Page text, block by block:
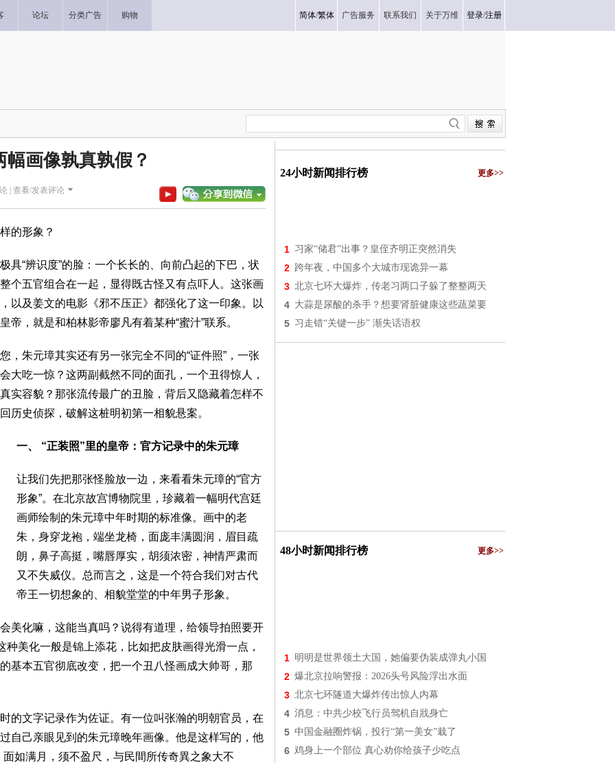
论坛 分类广告 购物 简体/繁体 广告服务 联系我们 关于万维 登录/注册
幅画像孰真孰假？
| 查看/发表评论
的形象？
具“辨识度”的脸：一个长长的、向前凸起的下巴，状
个五官组合在一起，显得既古怪又有点吓人。这张画
以及姜文的电影《邪不压正》都强化了这一印象。以
，就是和柏林影帝廖凡有着某种“蜜汁”联系。
，朱元璋其实还有另一张完全不同的“证件照”，一张
大吃一惊？这两副截然不同的面孔，一个丑得惊人，
实容貌？那张流传最广的丑脸，背后又隐藏着怎样不
历史侦探，破解这桩明初第一相貌悬案。
一、 “正装照”里的皇帝：官方记录中的朱元璋
让我们先把那张怪脸放一边，来看看朱元璋的“官方
形象”。在北京故宫博物院里，珍藏着一幅明代宫廷
画师绘制的朱元璋中年时期的标准像。画中的老
朱，身穿龙袍，端坐龙椅，面庞丰满圆润，眉目疏
朗，鼻子高挺，嘴唇厚实，胡须浓密，神情严肃而
又不失威仪。总而言之，这是一个符合我们对古代
帝王一切想象的、相貌堂堂的中年男子形象。
美化嘛，这能当真吗？说得有道理，给领导拍照要开
种美化一般是锦上添花，比如把皮肤画得光滑一点，
基本五官彻底改变，把一个丑八怪画成大帅哥，那
的文字记录作为佐证。有一位叫张瀚的明朝官员，在
自己亲眼见到的朱元璋晚年画像。他是这样写的，他
如满月，须不盈尺，与民間所传奇異之象大不
24小时新闻排行榜 更多>>
1 习家“储君”出事？皇侄齐明正突然消失
2 跨年夜，中国多个大城市现诡异一幕
3 北京七环大爆炸，传老习两口子躲了整整两天
4 大蒜是尿酸的杀手？想要肾脏健康这些蔬菜要
5 习走错“关键一步” 渐失话语权
48小时新闻排行榜 更多>>
1 明明是世界领土大国，她偏要伪装成弹丸小国
2 爆北京拉响警报：2026头号风险浮出水面
3 北京七环隧道大爆炸传出惊人内幕
4 消息：中共少校飞行员驾机自戕身亡
5 中国金融圈炸锅，投行“第一美女”栽了
6 鸡身上一个部位 真心劝你给孩子少吃点